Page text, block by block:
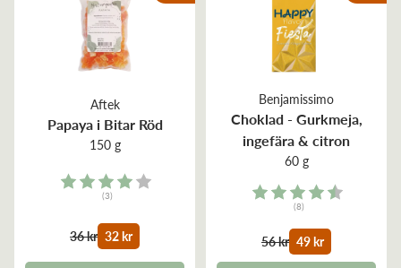
Aftek
Papaya i Bitar Röd
150 g
Rating:
(3)
36 kr 32 kr
Benjamissimo
Choklad - Gurkmeja,
ingefära & citron
60 g
Rating:
(8)
56 kr 49 kr